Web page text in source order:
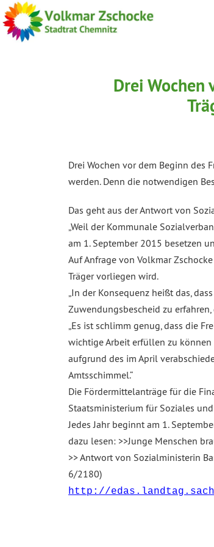
Drei
Drei Wochen vor dem Beginn des
werden. Denn die notwendigen
Das geht aus der Antwort von
„Weil der Kommunale
am 1. September 2015 besetzen
Auf Anfrage von Volkmar
Träger vorliegen wird.
„In der Konsequenz heißt das,
Zuwendungsbescheid zu
„Es ist schlimm genug, dass die
wichtige Arbeit erfüllen zu können
aufgrund des im April
Amtsschimmel.“
Die Fördermittelanträge für die
Staatsministerium für Soziales
Jedes Jahr beginnt am 1.
dazu lesen: >>Junge Menschen
>> Antwort von Sozialministerin
6/2180)
http://